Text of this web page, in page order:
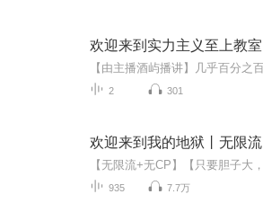
欢迎来到实力主义至上教室
2 301
欢迎来到我的地狱丨无限流
935 7.7万